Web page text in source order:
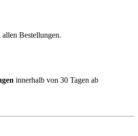
Bestellungen.
innerhalb von 30 Tagen ab